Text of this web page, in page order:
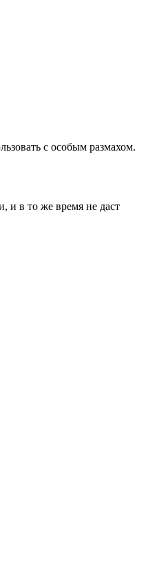
с особым размахом.
и в то же время не даст